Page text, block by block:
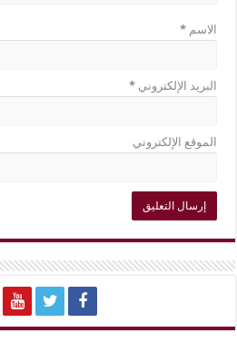
الاسم*
البريد الإلكتروني*
الموقع الإلكتروني